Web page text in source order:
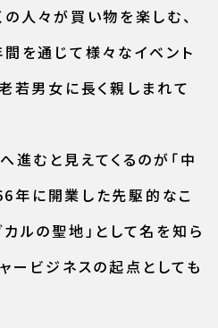
人々が買い物を楽しむ、
を通じて様々なイベント
若男女に長く親しまれて
進むと見えてくるのが「中
年に開業した先駆的なこ
ルの聖地」として名を知ら
ービジネスの起点としても